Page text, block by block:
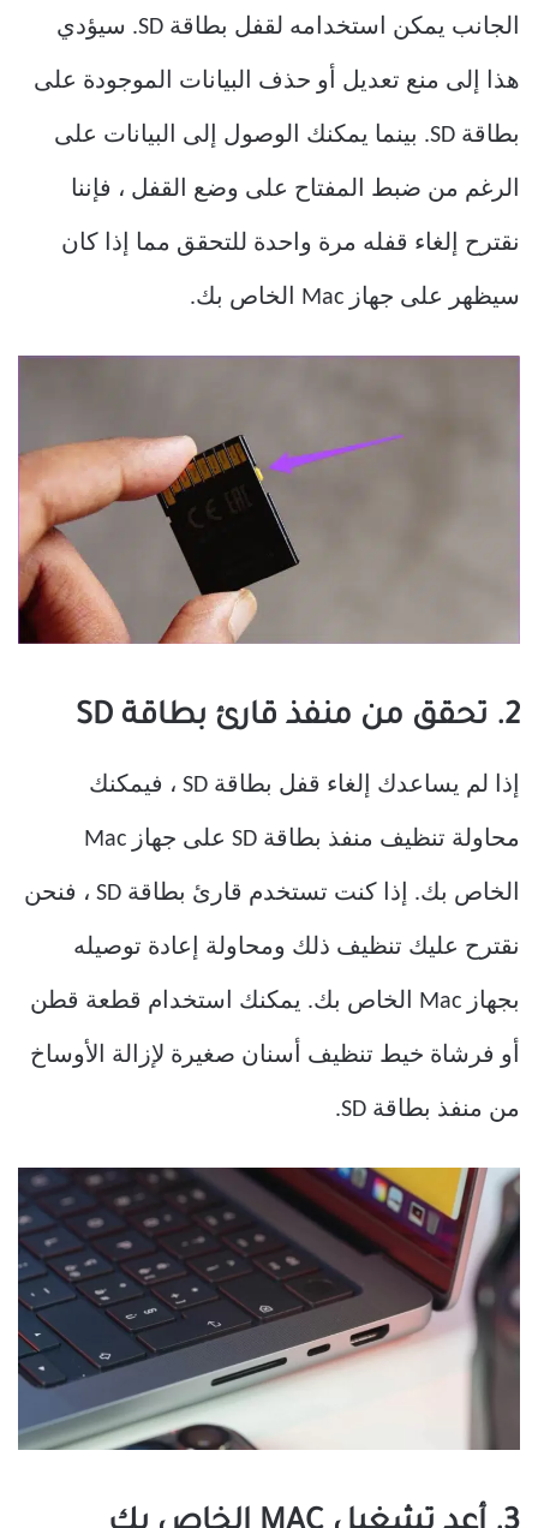
الجانب يمكن استخدامه لقفل بطاقة SD. سيؤدي
هذا إلى منع تعديل أو حذف البيانات الموجودة على
بطاقة SD. بينما يمكنك الوصول إلى البيانات على
الرغم من ضبط المفتاح على وضع القفل ، فإننا
نقترح إلغاء قفله مرة واحدة للتحقق مما إذا كان
سيظهر على جهاز Mac الخاص بك.
2. تحقق من منفذ قارئ بطاقة SD
إذا لم يساعدك إلغاء قفل بطاقة SD ، فيمكنك
محاولة تنظيف منفذ بطاقة SD على جهاز Mac
الخاص بك. إذا كنت تستخدم قارئ بطاقة SD ، فنحن
نقترح عليك تنظيف ذلك ومحاولة إعادة توصيله
بجهاز Mac الخاص بك. يمكنك استخدام قطعة قطن
أو فرشاة خيط تنظيف أسنان صغيرة لإزالة الأوساخ
من منفذ بطاقة SD.